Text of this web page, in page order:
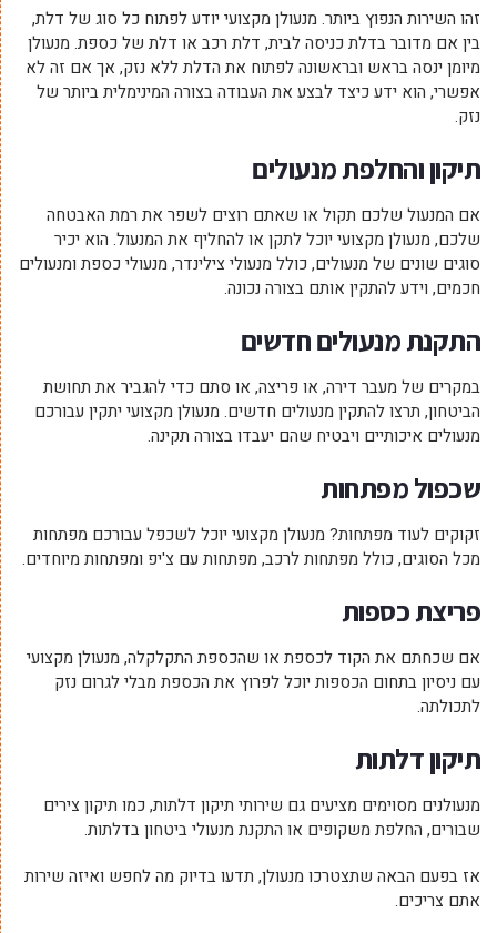
זהו השירות הנפוץ ביותר. מנעולן מקצועי יודע לפתוח כל סוג של דלת,
בין אם מדובר בדלת כניסה לבית, דלת רכב או דלת של כספת. מנעולן
מיומן ינסה בראש ובראשונה לפתוח את הדלת ללא נזק, אך אם זה לא
אפשרי, הוא ידע כיצד לבצע את העבודה בצורה המינימלית ביותר של
נזק.
תיקון והחלפת מנעולים
אם המנעול שלכם תקול או שאתם רוצים לשפר את רמת האבטחה
שלכם, מנעולן מקצועי יוכל לתקן או להחליף את המנעול. הוא יכיר
סוגים שונים של מנעולים, כולל מנעולי צילינדר, מנעולי כספת ומנעולים
חכמים, וידע להתקין אותם בצורה נכונה.
התקנת מנעולים חדשים
במקרים של מעבר דירה, או פריצה, או סתם כדי להגביר את תחושת
הביטחון, תרצו להתקין מנעולים חדשים. מנעולן מקצועי יתקין עבורכם
מנעולים איכותיים ויבטיח שהם יעבדו בצורה תקינה.
שכפול מפתחות
זקוקים לעוד מפתחות? מנעולן מקצועי יוכל לשכפל עבורכם מפתחות
מכל הסוגים, כולל מפתחות לרכב, מפתחות עם צ'יפ ומפתחות מיוחדים.
פריצת כספות
אם שכחתם את הקוד לכספת או שהכספת התקלקלה, מנעולן מקצועי
עם ניסיון בתחום הכספות יוכל לפרוץ את הכספת מבלי לגרום נזק
לתכולתה.
תיקון דלתות
מנעולנים מסוימים מציעים גם שירותי תיקון דלתות, כמו תיקון צירים
שבורים, החלפת משקופים או התקנת מנעולי ביטחון בדלתות.
אז בפעם הבאה שתצטרכו מנעולן, תדעו בדיוק מה לחפש ואיזה שירות
אתם צריכים.